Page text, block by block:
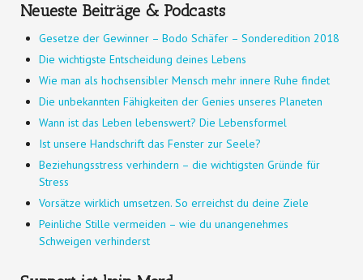
Neueste Beiträge & Podcasts
Gesetze der Gewinner – Bodo Schäfer – Sonderedition 2018
Die wichtigste Entscheidung deines Lebens
Wie man als hochsensibler Mensch mehr innere Ruhe findet
Die unbekannten Fähigkeiten der Genies unseres Planeten
Wann ist das Leben lebenswert? Die Lebensformel
Ist unsere Handschrift das Fenster zur Seele?
Beziehungsstress verhindern – die wichtigsten Gründe für
Stress
Vorsätze wirklich umsetzen. So erreichst du deine Ziele
Peinliche Stille vermeiden – wie du unangenehmes
Schweigen verhinderst